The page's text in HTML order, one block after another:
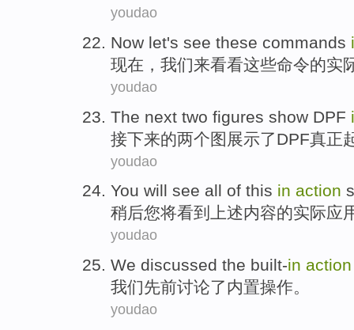
youdao
Now let's see these commands
现在 ， 我们来看看这些命令的实
youdao
The next two figures show DPF
接下来的两个图 展示了DPF真正
youdao
You will see all of this in action
稍后您将看到 上述内容的实际应
youdao
We discussed the built-in action
我们先前讨论了内置操作。
youdao